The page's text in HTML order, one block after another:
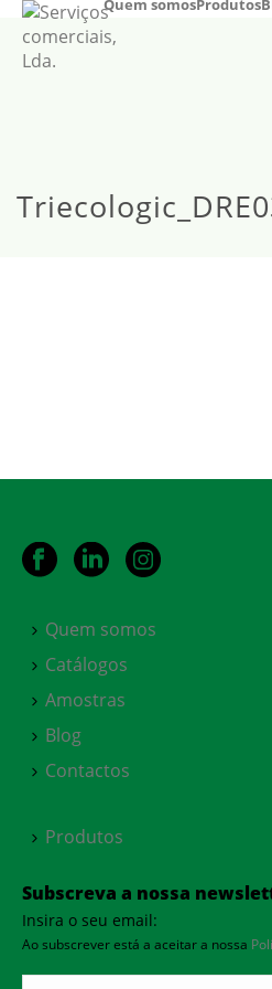
Quem somosProdutos
Quem somos
Catálogos
Amostras
Blog
Contactos
Produtos
Subscreva a nossa
Insira o seu email:
Ao subscrever está a aceitar a nossa